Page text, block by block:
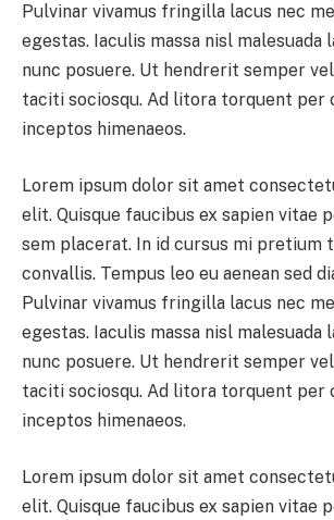
Pulvinar vivamus fringilla lacus nec
egestas. Iaculis massa nisl malesuada
nunc posuere. Ut hendrerit semper
taciti sociosqu. Ad litora torquent per
inceptos himenaeos.
Lorem ipsum dolor sit amet
elit. Quisque faucibus ex sapien vitae
sem placerat. In id cursus mi pretium
convallis. Tempus leo eu aenean sed
Pulvinar vivamus fringilla lacus nec
egestas. Iaculis massa nisl malesuada
nunc posuere. Ut hendrerit semper
taciti sociosqu. Ad litora torquent per
inceptos himenaeos.
Lorem ipsum dolor sit amet
elit. Quisque faucibus ex sapien vitae